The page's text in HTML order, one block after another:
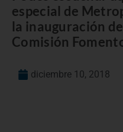
especial de
la inauguración
Comisión
diciembre 10, 2018